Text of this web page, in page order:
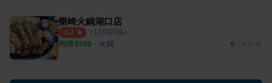
樂崎火鍋湖口店
4.2 （ 11 則評論）
均消 $300 ・ 火鍋